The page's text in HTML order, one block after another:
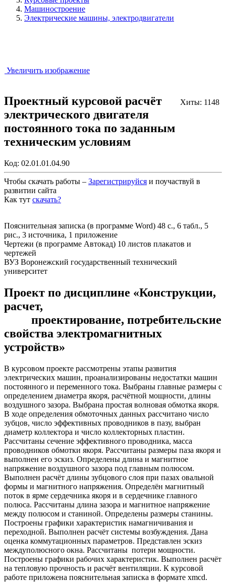
Машиностроение
Электрические машины, электродвигатели
Увеличить изображение
Хиты: 1148
Проектный курсовой расчёт
электрического двигателя
постоянного тока по заданным
техническим условиям
Код: 02.01.01.04.90
Чтобы скачать работы – Зарегистрируйся и поучаствуй в
развитии сайта
Как тут скачать?
Пояснительная записка (в программе Word) 48 с., 6 табл., 5
рис., 3 источника, 1 приложение
Чертежи (в программе Автокад) 10 листов плакатов и
чертежей
ВУЗ Воронежский государственный технический
университет
Проект по дисциплине «Конструкции,
расчет,
проектирование, потребительские
свойства электромагнитных
устройств»
В курсовом проекте рассмотрены этапы развития
электрических машин, проанализированы недостатки машин
постоянного и переменного тока. Выбраны главные размеры с
определением диаметра якоря, расчётной мощности, длины
воздушного зазора. Выбрана простая волновая обмотка якоря.
В ходе определения обмоточных данных рассчитано число
зубцов, число эффективных проводников в пазу, выбран
диаметр коллектора и число коллекторных пластин.
Рассчитаны сечение эффективного проводника, масса
проводников обмотки якоря. Рассчитаны размеры паза якоря и
выполнен его эскиз. Определены длина и магнитное
напряжение воздушного зазора под главным полюсом.
Выполнен расчёт длины зубцового слоя при пазах овальной
формы и магнитного напряжения. Определён магнитный
поток в ярме сердечника якоря и в сердечнике главного
полюса. Рассчитаны длина зазора и магнитное напряжение
между полюсом и станиной. Определены размеры станины.
Построены графики характеристик намагничивания и
переходной. Выполнен расчёт системы возбуждения. Дана
оценка коммутационных параметров. Представлен эскиз
междуполюсного окна. Рассчитаны потери мощности.
Построены графики рабочих характеристик. Выполнен расчёт
на тепловую прочность и расчёт вентиляции. К курсовой
работе приложена пояснительная записка в формате xmcd.